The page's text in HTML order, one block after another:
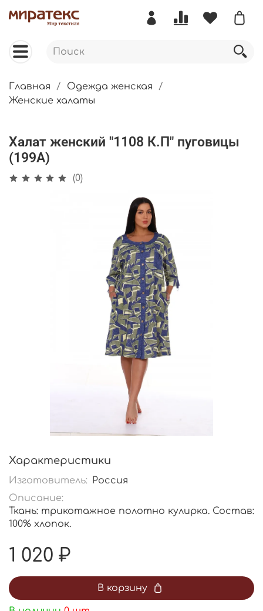
Главная
Одежда женская
Женские халаты
Халат женский "1108 К.П" пуговицы
(199А)
(0)
Характеристики
Изготовитель: Россия
Описание:
Ткань: трикотажное полотно кулирка. Состав:
100% хлопок.
1 020 ₽
В корзину